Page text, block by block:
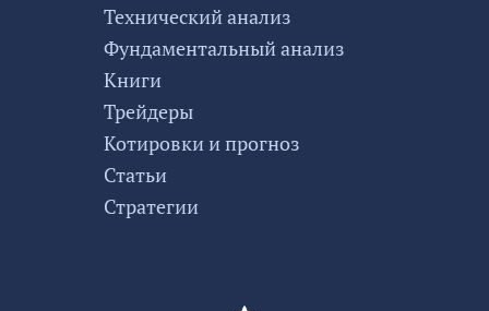
Технический анализ
Фундаментальный анализ
Книги
Трейдеры
Котировки и прогноз
Статьи
Стратегии